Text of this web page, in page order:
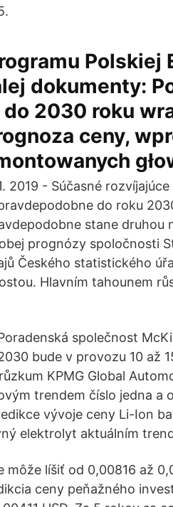
Polskiej
dokumenty:
2030 roku
ceny,
2019 - Súčasné
do roku
stane druhou
prognózy spoločnosti
Českého statistického
Hlavním tahounem
společnost
bude v provozu 10 až
KPMG Global
trendem číslo jedna a
vývoje ceny Li-Ion
elektrolyt aktuálním
líšiť od 0,00816 až
ceny peňažného